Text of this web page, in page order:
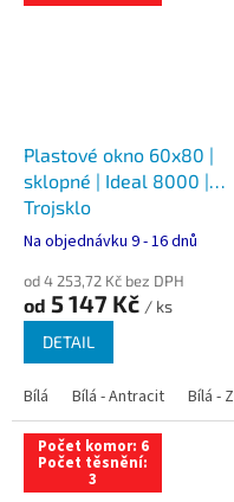
Plastové okno 60x80 |
sklopné | Ideal 8000 |
Trojsklo
Na objednávku 9 - 16 dnů
od 4 253,72 Kč bez DPH
od 5 147 Kč / ks
DETAIL
Bílá Bílá - Antracit Bílá -
Počet komor: 6
Počet těsnění:
3